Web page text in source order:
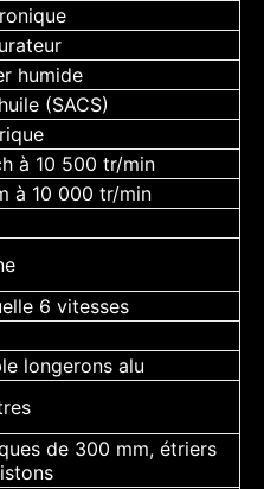
humide
(SACS)
à 10 500 tr/min
à 10 000 tr/min
6 vitesses
longerons alu
de 300 mm, étriers